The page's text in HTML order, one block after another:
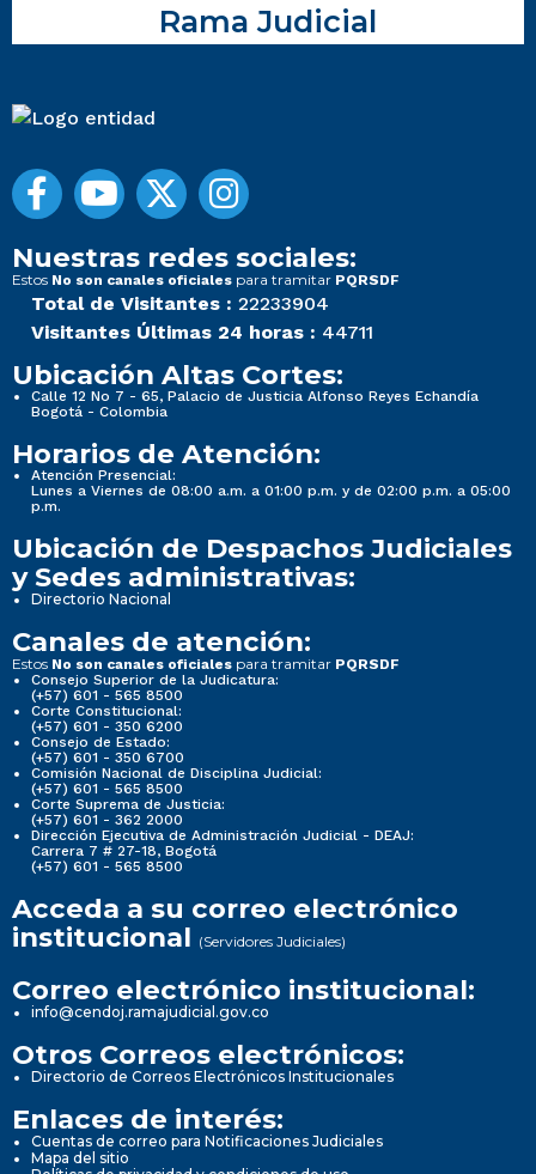
Rama Judicial
Nuestras redes sociales:
Estos No son canales oficiales para tramitar PQRSDF
Total de Visitantes : 22233904
Visitantes Últimas 24 horas : 44711
Ubicación Altas Cortes:
Calle 12 No 7 - 65, Palacio de Justicia Alfonso Reyes Echandía
Bogotá - Colombia
Horarios de Atención:
Atención Presencial:
Lunes a Viernes de 08:00 a.m. a 01:00 p.m. y de 02:00 p.m. a 05:00
p.m.
Ubicación de Despachos Judiciales
y Sedes administrativas:
Directorio Nacional
Canales de atención:
Estos No son canales oficiales para tramitar PQRSDF
Consejo Superior de la Judicatura:
(+57) 601 - 565 8500
Corte Constitucional:
(+57) 601 - 350 6200
Consejo de Estado:
(+57) 601 - 350 6700
Comisión Nacional de Disciplina Judicial:
(+57) 601 - 565 8500
Corte Suprema de Justicia:
(+57) 601 - 362 2000
Dirección Ejecutiva de Administración Judicial - DEAJ:
Carrera 7 # 27-18, Bogotá
(+57) 601 - 565 8500
Acceda a su correo electrónico
institucional (Servidores Judiciales)
Correo electrónico institucional:
info@cendoj.ramajudicial.gov.co
Otros Correos electrónicos:
Directorio de Correos Electrónicos Institucionales
Enlaces de interés:
Cuentas de correo para Notificaciones Judiciales
Mapa del sitio